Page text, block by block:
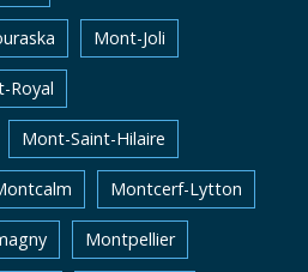
Mont-Joli
Royal
Mont-Saint-Hilaire
Montcerf-Lytton
Montpellier